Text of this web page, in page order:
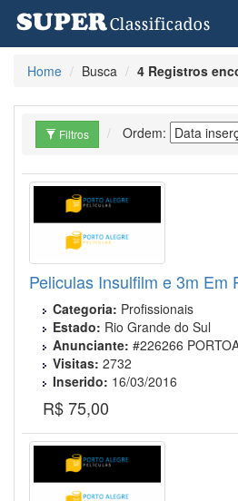
Home
Busca 4 Registros
Filtros Ordem:
Peliculas Insulfilm e 3m Em
Categoria: Profissionais
Estado: Rio Grande do Sul
Anunciante: #226266
Visitas: 2732
Inserido: 16/03/2016
R$ 75,00